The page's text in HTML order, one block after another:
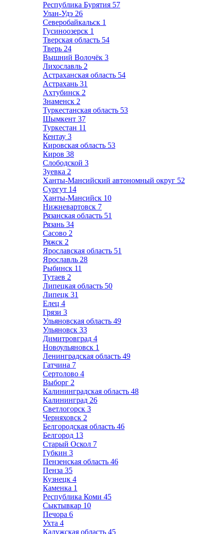
Республика Бурятия 57
Улан-Удэ 26
Северобайкальск 1
Гусиноозерск 1
Тверская область 54
Тверь 24
Вышний Волочёк 3
Лихославль 2
Астраханская область 54
Астрахань 31
Ахтубинск 2
Знаменск 2
Туркестанская область 53
Шымкент 37
Туркестан 11
Кентау 3
Кировская область 53
Киров 38
Слободской 3
Зуевка 2
Ханты-Мансийский автономный округ 52
Сургут 14
Ханты-Мансийск 10
Нижневартовск 7
Рязанская область 51
Рязань 34
Сасово 2
Ряжск 2
Ярославская область 51
Ярославль 28
Рыбинск 11
Тутаев 2
Липецкая область 50
Липецк 31
Елец 4
Грязи 3
Ульяновская область 49
Ульяновск 33
Димитровград 4
Новоульяновск 1
Ленинградская область 49
Гатчина 7
Сертолово 4
Выборг 2
Калининградская область 48
Калининград 26
Светлогорск 3
Черняховск 2
Белгородская область 46
Белгород 13
Старый Оскол 7
Губкин 3
Пензенская область 46
Пенза 35
Кузнецк 4
Каменка 1
Республика Коми 45
Сыктывкар 10
Печора 6
Ухта 4
Калужская область 45